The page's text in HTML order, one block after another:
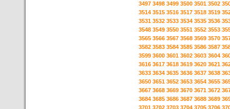
3497 3498 3499 3500 3501 3502
3514 3515 3516 3517 3518 3519
3531 3532 3533 3534 3535 3536
3548 3549 3550 3551 3552 3553
3565 3566 3567 3568 3569 3570
3582 3583 3584 3585 3586 3587
3599 3600 3601 3602 3603 3604
3616 3617 3618 3619 3620 3621
3633 3634 3635 3636 3637 3638
3650 3651 3652 3653 3654 3655
3667 3668 3669 3670 3671 3672
3684 3685 3686 3687 3688 3689
3701 3702 3703 3704 3705 3706